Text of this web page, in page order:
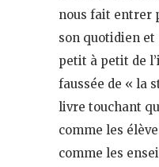
nous fait entrer
son quotidien
petit à petit de
faussée de « la
livre touchant
comme les
comme les